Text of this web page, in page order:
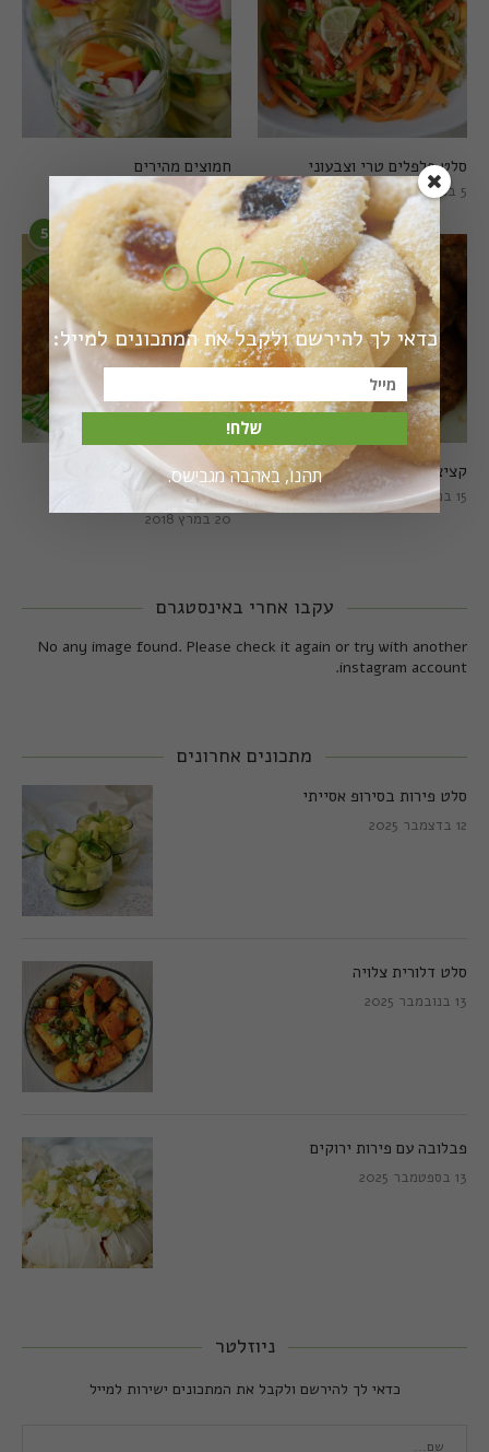
חמוצים מהירים
1 באוגוסט 2022
סלט פלפלים טרי וצבעוני
5 בפברואר 2021
5
קציצות כרישה טבעוניות
מושלמות
20 במרץ 2018
6
קציצות כרישה מושלמות
15 במרץ 2018
עקבו אחרי באינסטגרם
No any image found. Please check it again or try with another
instagram account.
מתכונים אחרונים
סלט פירות בסירופ אסייתי
12 בדצמבר 2025
סלט דלורית צלויה
13 בנובמבר 2025
פבלובה עם פירות ירוקים
13 בספטמבר 2025
ניוזלטר
כדאי לך להירשם ולקבל את המתכונים ישירות למייל
כדאי לך להירשם ולקבל את המתכונים למייל:
שלח!
תהנו, באהבה מגבישס.